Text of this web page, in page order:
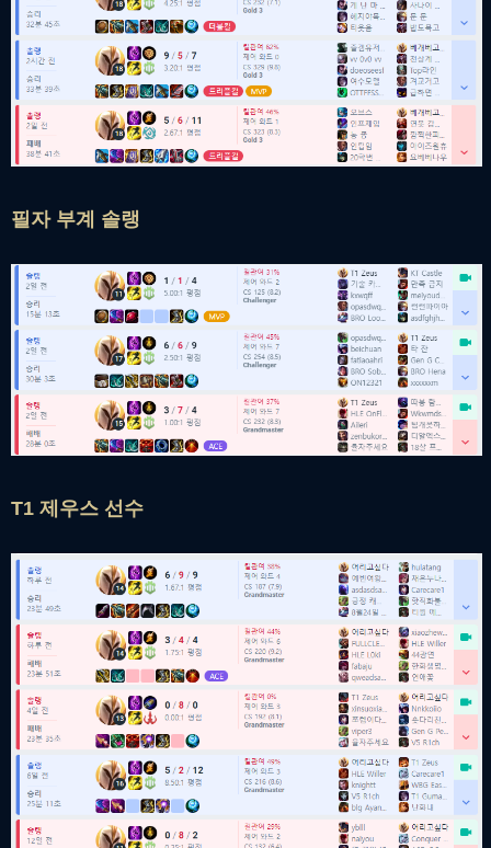
필자 부계 솔랭
T1 제우스 선수